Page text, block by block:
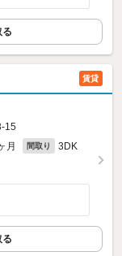
賃貸
15
月 間取り 3DK